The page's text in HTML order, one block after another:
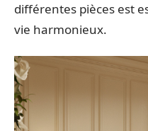
différentes pièces est
vie harmonieux.